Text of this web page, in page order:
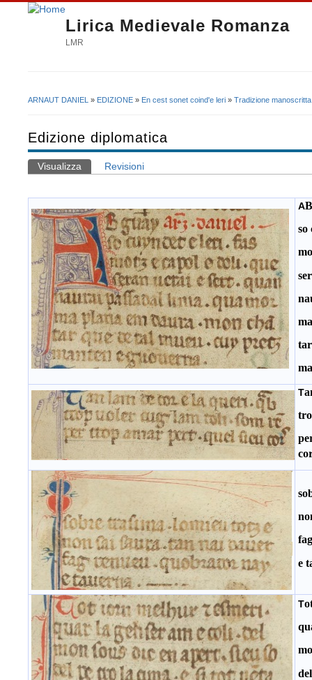
Lirica Medievale Romanza
LMR
ARNAUT DANIEL » EDIZIONE » En cest sonet coind'e leri » Tradizione manoscritta
Edizione diplomatica
Schede primarie
Visualizza (scheda attiva)
Revisioni
A
so
T
e
T